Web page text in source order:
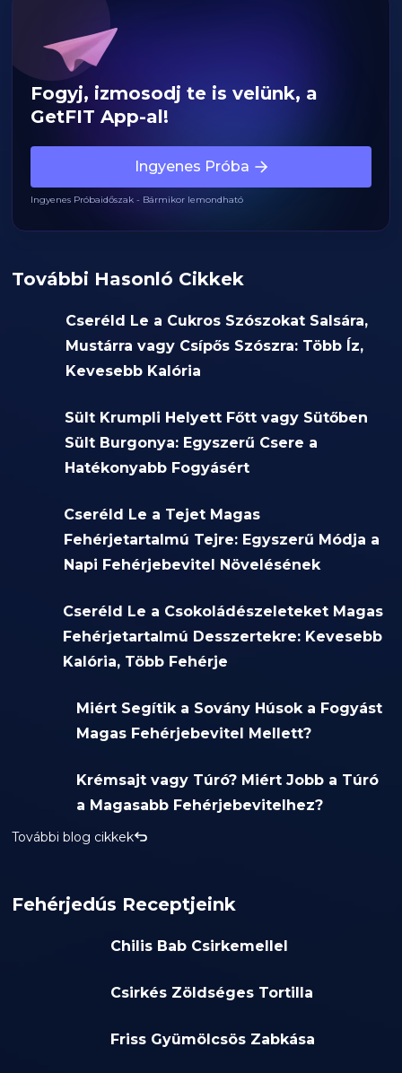
Fogyj, izmosodj te is velünk, a
GetFIT App-al!
Ingyenes Próba
Ingyenes Próbaidőszak - Bármikor lemondható
További Hasonló Cikkek
Cseréld Le a Cukros Szószokat Salsára,
Mustárra vagy Csípős Szószra: Több Íz,
Kevesebb Kalória
Sült Krumpli Helyett Főtt vagy Sütőben
Sült Burgonya: Egyszerű Csere a
Hatékonyabb Fogyásért
Cseréld Le a Tejet Magas
Fehérjetartalmú Tejre: Egyszerű Módja a
Napi Fehérjebevitel Növelésének
Cseréld Le a Csokoládészeleteket Magas
Fehérjetartalmú Desszertekre: Kevesebb
Kalória, Több Fehérje
Miért Segítik a Sovány Húsok a Fogyást
Magas Fehérjebevitel Mellett?
Krémsajt vagy Túró? Miért Jobb a Túró
a Magasabb Fehérjebevitelhez?
További blog cikkek
Fehérjedús Receptjeink
Chilis Bab Csirkemellel
Csirkés Zöldséges Tortilla
Friss Gyümölcsös Zabkása